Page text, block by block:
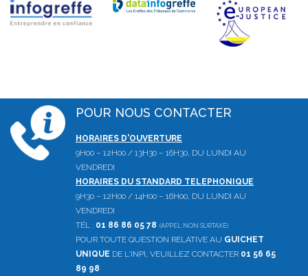
POUR NOUS CONTACTER
HORAIRES D'OUVERTURE
9H00 – 12H00 / 13H30 – 16H30, DU LUNDI AU
VENDREDI
HORAIRES DU STANDARD TELEPHONIQUE
9H30 – 12H00 / 14H00 – 16H00, DU LUNDI AU
VENDREDI
TÉL : 01 86 86 05 78 (APPEL NON SURTAXÉ)
POUR TOUTE QUESTION RELATIVE AU GUICHET
UNIQUE DE L'INPI, VEUILLEZ CONTACTER 01 56 65
89 98